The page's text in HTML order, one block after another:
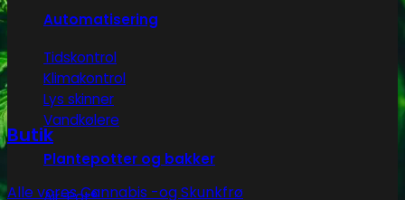
Automatisering
Tidskontrol
Klimakontrol
Lys skinner
Vandkølere
Plantepotter og bakker
Butik
Alle vores Cannabis -og Skunkfrø